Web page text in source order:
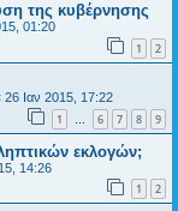
της κυβέρνησης
01:20
1 2
26 Ιαν 2015, 17:22
1 … 6 7 8 9
εκλογών;
14:26
1 2